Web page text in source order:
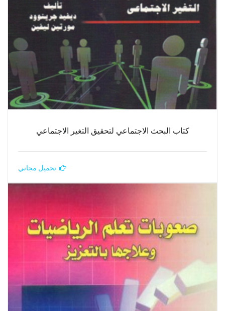
كتاب البحث الاجتماعي لتحقيق التغير الاجتماعي
تحميل مجاني